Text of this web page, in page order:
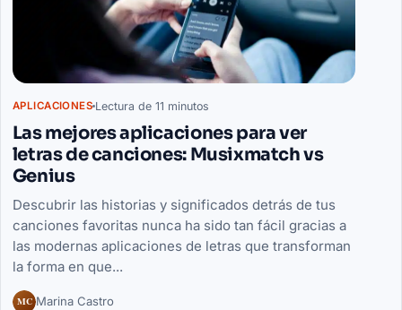
APLICACIONES Lectura de 11 minutos
Las mejores aplicaciones para ver
letras de canciones: Musixmatch vs
Genius
Descubrir las historias y significados detrás de tus
canciones favoritas nunca ha sido tan fácil gracias a
las modernas aplicaciones de letras que transforman
la forma en que...
MC Marina Castro